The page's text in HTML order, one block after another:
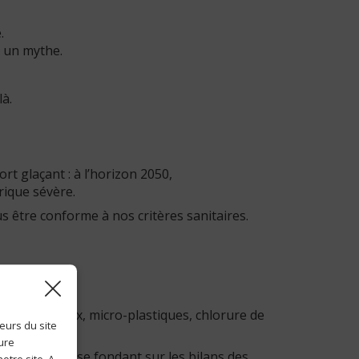
mythe.
glaçant : à l’horizon 2050,
sévère.
être conforme à nos critères sanitaires.
micro-plastiques, chlorure de
du site